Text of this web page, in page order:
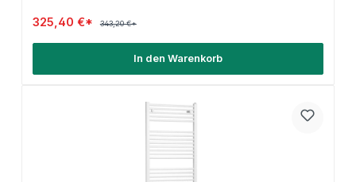
325,40 €* 343,20 €*
In den Warenkorb